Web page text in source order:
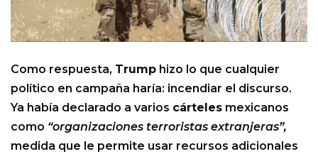
Como respuesta, Trump hizo lo que cualquier
político en campaña haría: incendiar el discurso.
Ya había declarado a varios cárteles mexicanos
como “organizaciones terroristas extranjeras”,
medida que le permite usar recursos adicionales